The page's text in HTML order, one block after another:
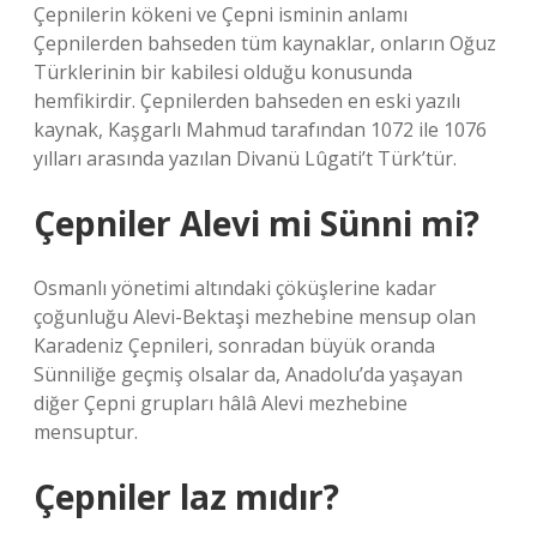
Çepnilerin kökeni ve Çepni isminin anlamı
Çepnilerden bahseden tüm kaynaklar, onların Oğuz
Türklerinin bir kabilesi olduğu konusunda
hemfikirdir. Çepnilerden bahseden en eski yazılı
kaynak, Kaşgarlı Mahmud tarafından 1072 ile 1076
yılları arasında yazılan Divanü Lûgati’t Türk’tür.
Çepniler Alevi mi Sünni mi?
Osmanlı yönetimi altındaki çöküşlerine kadar
çoğunluğu Alevi-Bektaşi mezhebine mensup olan
Karadeniz Çepnileri, sonradan büyük oranda
Sünniliğe geçmiş olsalar da, Anadolu’da yaşayan
diğer Çepni grupları hâlâ Alevi mezhebine
mensuptur.
Çepniler laz mıdır?